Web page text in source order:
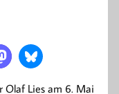
Lies am 6. Mai